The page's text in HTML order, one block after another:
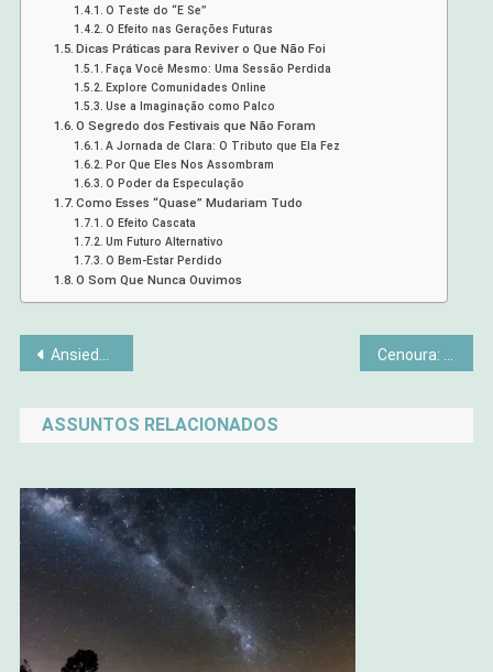
O Teste do “E Se”
O Efeito nas Gerações Futuras
Dicas Práticas para Reviver o Que Não Foi
Faça Você Mesmo: Uma Sessão Perdida
Explore Comunidades Online
Use a Imaginação como Palco
O Segredo dos Festivais que Não Foram
A Jornada de Clara: O Tributo que Ela Fez
Por Que Eles Nos Assombram
O Poder da Especulação
Como Esses “Quase” Mudariam Tudo
O Efeito Cascata
Um Futuro Alternativo
O Bem-Estar Perdido
O Som Que Nunca Ouvimos
Navegação
de
Post
Ansiedade e a Síndrome do Pânico com Enfrentar Cenoura: Mais do que Apenas Vitaminas
ASSUNTOS RELACIONADOS